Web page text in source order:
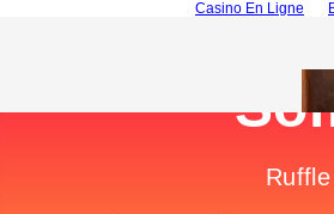
Casino En Ligne